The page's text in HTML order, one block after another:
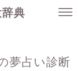
典
夢占い診断